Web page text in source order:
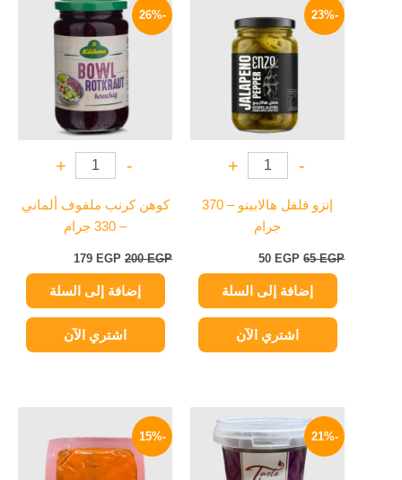
-23%
-
+
إنزو فلفل هالابينو – 370
جرام
65EGP
هو:
65 EGP.
50 EGP
هو:
50 EGP.
إضافة إلى السلة
اشتري الآن
-26%
-
+
كوهن كرنب ملفوف ألماني
– 330 جرام
200EGP
الأصلي
هو:
200 EGP.
179 EGP
الحالي
هو:
179 EGP.
إضافة إلى السلة
اشتري الآن
-21%
الأصلي
هو:
265 EGP.
الحالي
هو:
209 EGP.
-15%
هو:
140 EGP.
هو:
119 EGP.
هناك
العديد
من